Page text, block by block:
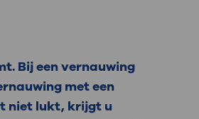
Inloggen MijnOLVG
Bij een vernauwing
met een
niet lukt, krijgt u